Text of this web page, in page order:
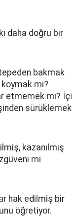
daha doğru bir
bakmak
mı?
etmemek mi? İçi
sürüklemek
kazanılmış
mi
hak edilmiş bir
öğretiyor.